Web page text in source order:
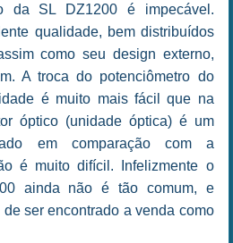
da SL DZ1200 é impecável.
qualidade, bem distribuídos
como seu design externo,
A troca do potenciômetro do
é muito mais fácil que na
óptico (unidade óptica) é um
em comparação com a
é muito difícil. Infelizmente o
ainda não é tão comum, e
ser encontrado a venda como